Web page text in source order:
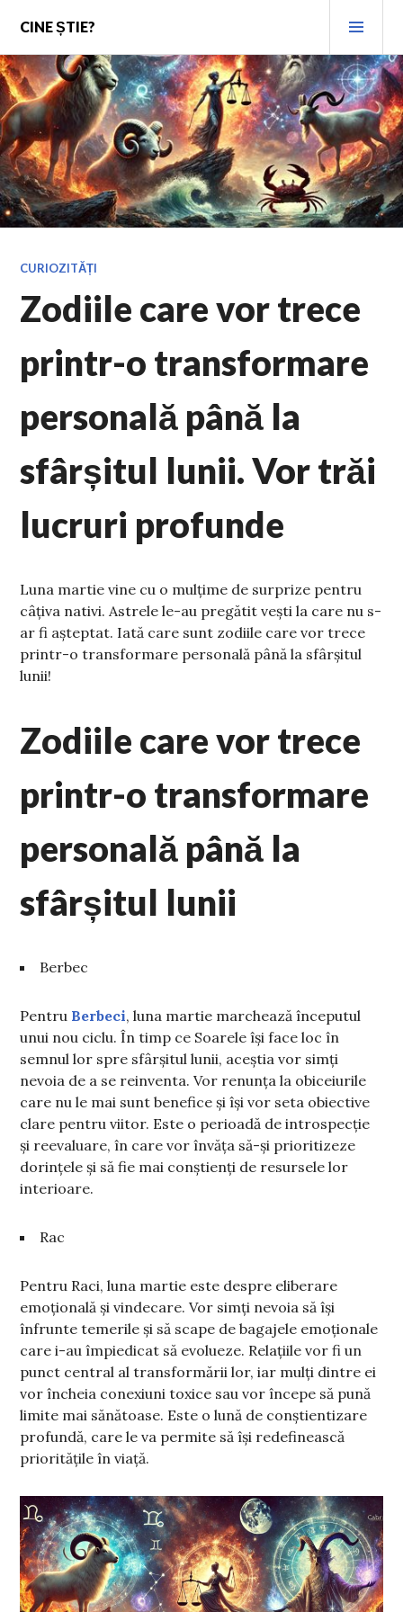
content
CINE ȘTIE?
CURIOZITĂȚI
Zodiile care vor trece
printr-o transformare
personală până la
sfârșitul lunii. Vor trăi
lucruri profunde
Luna martie vine cu o mulțime de surprize pentru
câțiva nativi. Astrele le-au pregătit vești la care nu s-
ar fi așteptat. Iată care sunt zodiile care vor trece
printr-o transformare personală până la sfârșitul
lunii!
Zodiile care vor trece
printr-o transformare
personală până la
sfârșitul lunii
Berbec
Pentru Berbeci, luna martie marchează începutul
unui nou ciclu. În timp ce Soarele își face loc în
semnul lor spre sfârșitul lunii, aceștia vor simți
nevoia de a se reinventa. Vor renunța la obiceiurile
care nu le mai sunt benefice și își vor seta obiective
clare pentru viitor. Este o perioadă de introspecție
și reevaluare, în care vor învăța să-și prioritizeze
dorințele și să fie mai conștienți de resursele lor
interioare.
Rac
Pentru Raci, luna martie este despre eliberare
emoțională și vindecare. Vor simți nevoia să își
înfrunte temerile și să scape de bagajele emoționale
care i-au împiedicat să evolueze. Relațiile vor fi un
punct central al transformării lor, iar mulți dintre ei
vor încheia conexiuni toxice sau vor începe să pună
limite mai sănătoase. Este o lună de conștientizare
profundă, care le va permite să își redefinească
prioritățile în viață.